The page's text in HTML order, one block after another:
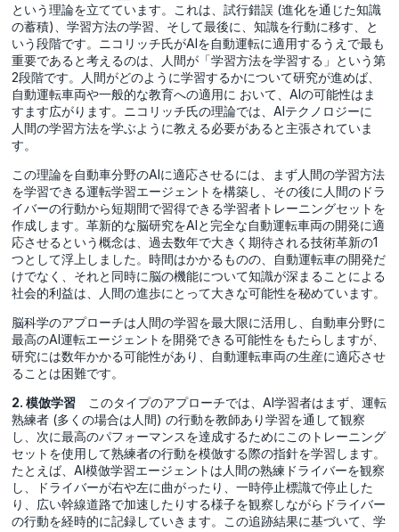
という理論を立てています。これは、試行錯誤 (進化を通じた知識
の蓄積)、学習方法の学習、そして最後に、知識を行動に移す、と
いう段階です。ニコリッチ氏がAIを自動運転に適用するうえで最も
重要であると考えるのは、人間が「学習方法を学習する」という第
2段階です。人間がどのように学習するかについて研究が進めば、
自動運転車両や一般的な教育への適用に おいて、AIの可能性はま
すます広がります。ニコリッチ氏の理論では、AIテクノロジーに
人間の学習方法を学ぶように教える必要があると主張されていま
す。
この理論を自動車分野のAIに適応させるには、まず人間の学習方法
を学習できる運転学習エージェントを構築し、その後に人間のドラ
イバーの行動から短期間で習得できる学習者トレーニングセットを
作成します。革新的な脳研究をAIと完全な自動運転車両の開発に適
応させるという概念は、過去数年で大きく期待される技術革新の1
つとして浮上しました。時間はかかるものの、自動運転車の開発だ
けでなく、それと同時に脳の機能について知識が深まることによる
社会的利益は、人間の進歩にとって大きな可能性を秘めています。
脳科学のアプローチは人間の学習を最大限に活用し、自動車分野に
最高のAI運転エージェントを開発できる可能性をもたらしますが、
研究には数年かかる可能性があり、自動運転車両の生産に適応させ
ることは困難です。
2. 模倣学習 このタイプのアプローチでは、AI学習者はまず、運転
熟練者 (多くの場合は人間) の行動を教師あり学習を通して観察
し、次に最高のパフォーマンスを達成するためにこのトレーニング
セットを使用して熟練者の行動を模倣する際の指針を学習します。
たとえば、AI模倣学習エージェントは人間の熟練ドライバーを観察
し、ドライバーが右や左に曲がったり、一時停止標識で停止した
り、広い幹線道路で加速したりする様子を観察しながらドライバー
の行動を経時的に記録していきます。この追跡結果に基づいて、学